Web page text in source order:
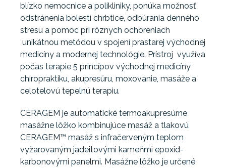
blízko nemocnice a polikliniky, ponúka možnosť
odstránenia bolestí chrbtice, odbúrania denného
stresu a pomoc pri rôznych ochoreniach
unikátnou metódou v spojení prastarej východnej
medicíny a modernej technológie. Prístroj využíva
počas terapie 5 princípov východnej medicíny
chiropraktiku, akupresúru, moxovanie, masáže a
celotelovú tepelnú terapiu.
CERAGEM je automatické termoakupresúrne
masážne lôžko kombinujúce masáž a tlakovú
CERAGEM™ masáž s infračerveným teplom
vyžarovaným jadeitovými kameňmi epoxid-
karbonovými panelmi. Masážne lôžko je určené